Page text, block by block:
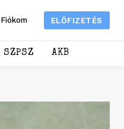
Fiókom ELŐFIZETÉS
SZPSZ AKB